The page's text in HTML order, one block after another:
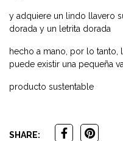
y adquiere un lindo llavero
dorada y un letrita dorada
hecho a mano, por lo tanto,
puede existir una pequeña
producto sustentable
SHARE: